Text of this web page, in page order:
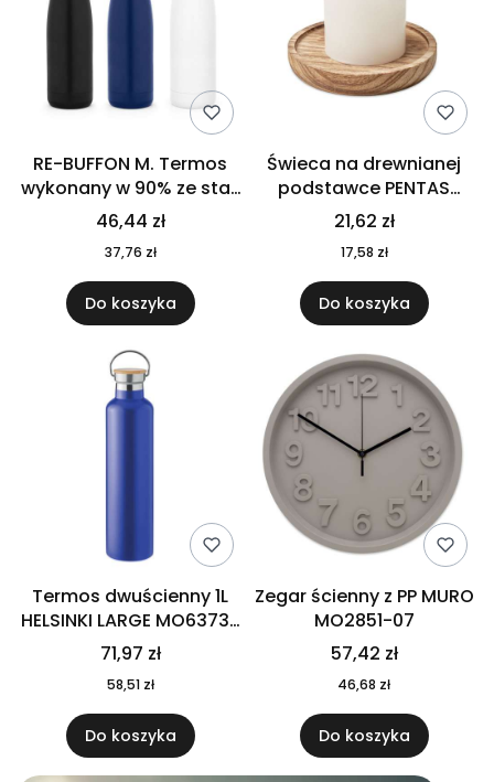
RE-BUFFON M. Termos
wykonany w 90% ze stali
nierdzewnej
pochodzącej z
recyklingu 520 ml 94294
46,44 zł
37,76 zł
Do koszyka
Świeca na drewnianej
podstawce PENTAS
MO6282-40
21,62 zł
17,58 zł
Do koszyka
Termos dwuścienny 1L
HELSINKI LARGE MO6373-
04
71,97 zł
58,51 zł
Do koszyka
Zegar ścienny z PP MURO
MO2851-07
57,42 zł
46,68 zł
Do koszyka